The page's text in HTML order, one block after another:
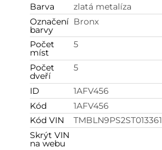
Barva
zlatá metalíza
Označení
barvy
Bronx
Počet
míst
5
Počet
dveří
5
ID
1AFV456
Kód
1AFV456
Kód VIN
TMBLN9PS2ST013361
Skrýt VIN
na webu